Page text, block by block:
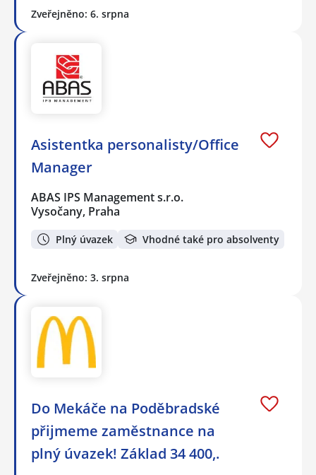
Zveřejněno: 6. srpna
Asistentka personalisty/Office
Manager
ABAS IPS Management s.r.o.
Vysočany, Praha
Plný úvazek Vhodné také pro absolventy
Zveřejněno: 3. srpna
Do Mekáče na Poděbradské
přijmeme zaměstnance na
plný úvazek! Základ 34 400,.